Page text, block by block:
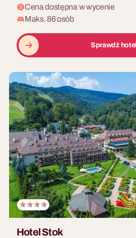
Cena dostępna w wycenie
Maks. 86 osób
Sprawdź hotel
Hotel Stok